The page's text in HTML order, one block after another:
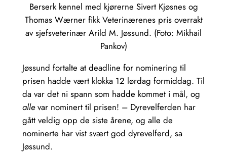
Berserk kennel med kjørerne Sivert Kjøsnes og
Thomas Wærner fikk Veterinærenes pris overrakt
av sjefsveterinær Arild M. Jøssund. (Foto: Mikhail
Pankov)
Jøssund fortalte at deadline for nominering til
prisen hadde vært klokka 12 lørdag formiddag. Til
da var det ni spann som hadde kommet i mål, og
allevar nominert til prisen! – Dyrevelferden har
gått veldig opp de siste årene, og alle de
nominerte har vist svært god dyrevelferd, sa
Jøssund.